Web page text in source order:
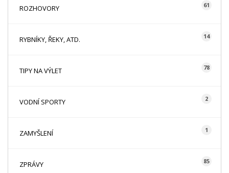
ROZHOVORY 61
RYBNÍKY, ŘEKY, ATD. 14
TIPY NA VÝLET 78
VODNÍ SPORTY 2
ZAMYŠLENÍ 1
ZPRÁVY 85